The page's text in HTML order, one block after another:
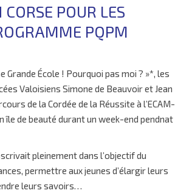
POUR LES
PQPM
Grande École ! Pourquoi pas moi ? »*, les
Valoisiens Simone de Beauvoir et Jean
de la Cordée de la Réussite à l’ECAM-
île de beauté durant un week-end pendnat
pleinement dans l’objectif du
permettre aux jeunes d’élargir leurs
leurs savoirs…